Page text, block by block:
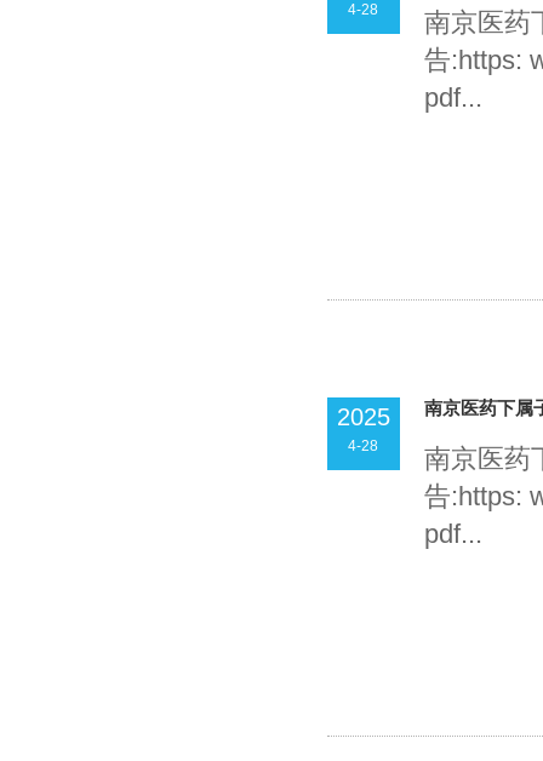
4-28
南京医药
告:https:
pdf...
2025
4-28
南京医药下属
南京医药
告:https:
pdf...